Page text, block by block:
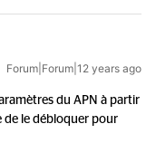
Forum|Forum|12 years ago
du APN à partir
de le débloquer pour